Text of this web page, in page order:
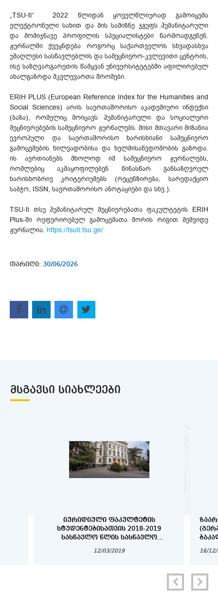
„TSU-ti“ 2022 წლიდან ყოველწლიურად გამოიცემა
ელექტრონული სახით და მის სამიზნე ჯგუფს ჰუმანიტარული
და მომიჯნავე პროფილის სპეციალისტები წარმოადგენენ.
ჟურნალში ქვეყნდება როგორც საქართველოს სხვადასხვა
უმაღლესი სასწავლებლის და სამეცნიერო-კვლევითი ცენტრის,
ისე საზღვარგარეთის წამყვან უნივერსიტეტებში აფილირებულ
ახალგაზრდა მკვლევართა შრომები.
ERIH PLUS (European Reference Index for the Humanities and
Social Sciences) არის საერთაშორისო აკადემიური ინდექსი
(ბაზა), რომელიც მოიცავს ჰუმანიტარული და სოციალური
მეცნიერებების სამეცნიერო ჟურნალებს. მისი მთავარი მიზანია
ევროპული და საერთაშორისო ხარისხიანი სამეცნიერო
გამოცემების ხილვადობისა და ხელმისაწვდომობის გაზრდა.
ის აერთიანებს მხოლოდ იმ სამეცნიერო ჟურნალებს,
რომლებიც აკმაყოფილებენ წინასწარ განსაზღვრულ
ხარისხობრივ კრიტერიუმებს (რეცენზირება, სარედაქციო
საბჭო, ISSN, საერთაშორისო ანოტაციები და სხვ.).
TSU-ti თსუ ჰუმანიტარულ მეცნიერებათა ფაკულტეტის ERIH
Plus-ში რეფერირებულ გამოცემათა შორის რიგით მეშვიდე
ჟურნალია. https://tsuti.tsu.ge/
თარიღი: 30/06/2026
ᲛᲡᲒᲐᲕᲡᲘ ᲡᲘᲐᲮᲚᲔᲔᲑᲘ
ᲘᲣᲠᲘᲓᲘᲣᲚᲘ ᲤᲐᲙᲣᲚᲢᲔᲢᲘᲡ
ᲡᲢᲣᲓᲔᲜᲢᲔᲑᲘᲡᲐᲗᲕᲘᲡ 2018-2019
ᲡᲐᲡᲬᲐᲕᲚᲝ ᲬᲚᲘᲡ ᲡᲐᲡᲬᲐᲕᲚᲝ
12/03/2019 16/